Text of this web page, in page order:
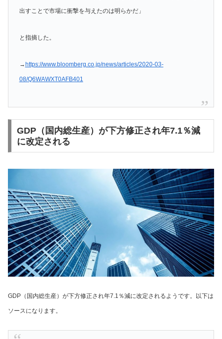
出すことで市場に衝撃を与えたのは明らかだ」
と指摘した。
→ https://www.bloomberg.co.jp/news/articles/2020-03-
08/Q6WAWXT0AFB401
GDP（国内総生産）が下方修正され年7.1％減
に改定される
GDP（国内総生産）が下方修正され年7.1％減に改定されるようです。以下は
ソースになります。